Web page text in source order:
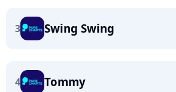
3 Swing Swing
4 Tommy